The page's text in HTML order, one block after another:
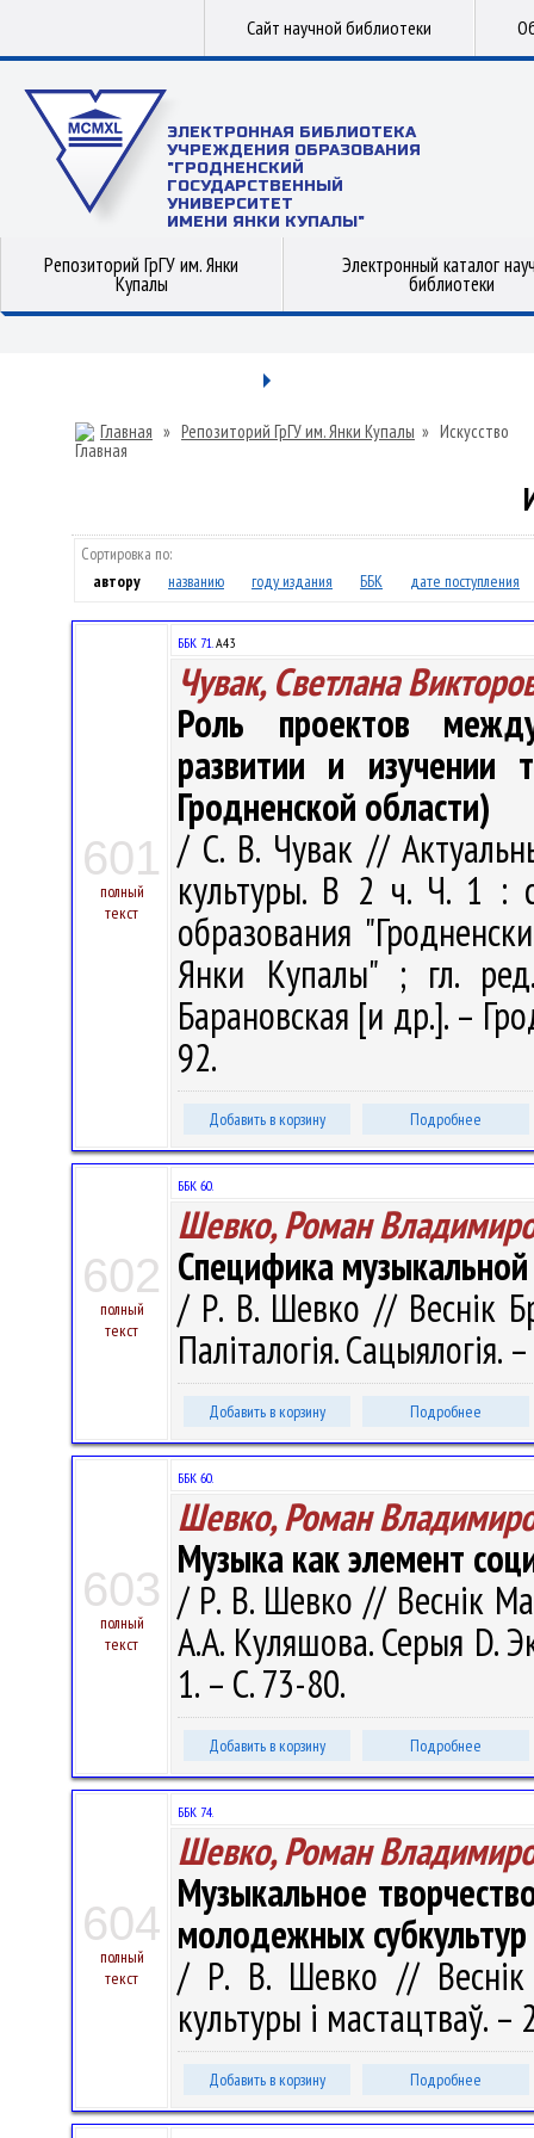
Сайт научной библиотеки
ЭЛЕКТРОННАЯ БИБЛИОТЕКА
УЧРЕЖДЕНИЯ ОБРАЗОВАНИЯ
"ГРОДНЕНСКИЙ
ГОСУДАРСТВЕННЫЙ
УНИВЕРСИТЕТ
ИМЕНИ ЯНКИ КУПАЛЫ"
Репозиторий ГрГУ им. Янки
Купалы
Электронный каталог
библиотеки
Главная » Репозиторий ГрГУ им. Янки Купалы » Искусство
Сортировка по:
автору
названию году издания ББК дате поступления
601
полный
текст
ББК 71.А43
Чувак, Светлана
Роль проектов
развитии и изучении
Гродненской области)
/ С. В. Чувак //
культуры. В 2 ч. Ч. 1 :
образования
Янки Купалы" ; гл.
Барановская [и др.]. –
92.
Добавить в корзину Подробнее
602
полный
текст
ББК 60.
Шевко, Роман
Специфика
/ Р. В. Шевко // Веснік
Паліталогія.
Добавить в корзину Подробнее
603
полный
текст
ББК 60.
Шевко, Роман
Музыка как элемент
/ Р. В. Шевко // Веснік
А.А. Куляшова. Серыя D.
1. – С. 73-80.
Добавить в корзину Подробнее
604
полный
текст
ББК 74.
Шевко, Роман
Музыкальное
молодежных субкультур
/ Р. В. Шевко // Веснік
культуры і мастацтваў.
Добавить в корзину Подробнее